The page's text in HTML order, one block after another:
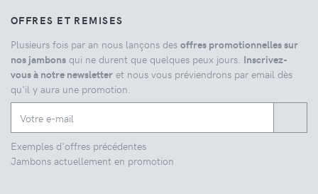
OFFRES ET REMISES
Plusieurs fois par an nous lançons des offres promotionnelles sur
nos jambons qui ne durent que quelques peux jours. Inscrivez-
vous à notre newsletter et nous vous préviendrons par email dès
qu'il y aura une promotion.
Exemples d'offres précédentes
Jambons actuellement en promotion